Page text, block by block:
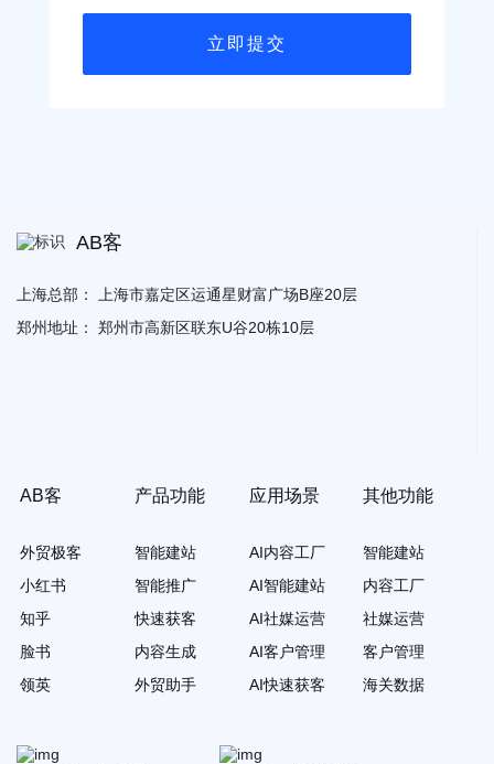
AB客
上海总部：
上海市嘉定区运通星财富广场B座20层
郑州地址：
郑州市高新区联东U谷20栋10层
AB客
外贸极客
小红书
知乎
脸书
领英
产品功能
智能建站
智能推广
快速获客
内容生成
外贸助手
应用场景
AI内容工厂
AI智能建站
AI社媒运营
AI客户管理
AI快速获客
其他功能
智能建站
内容工厂
社媒运营
客户管理
海关数据